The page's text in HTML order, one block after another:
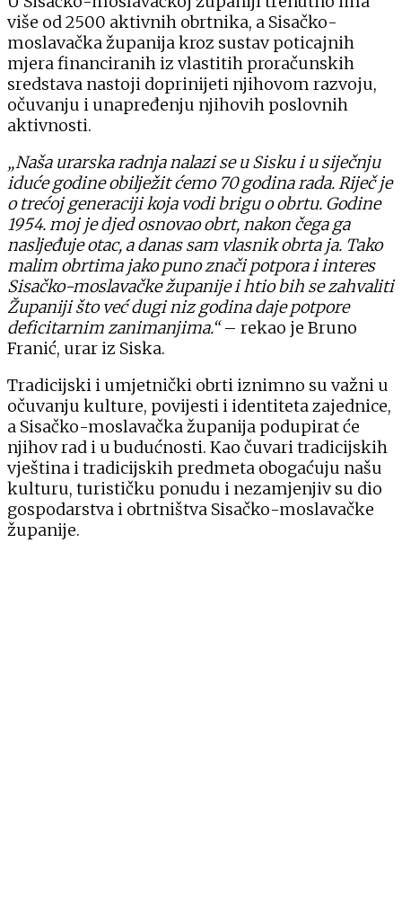
više od 2500 aktivnih obrtnika, a Sisačko-
moslavačka županija kroz sustav poticajnih
mjera financiranih iz vlastitih proračunskih
sredstava nastoji doprinijeti njihovom razvoju,
očuvanju i unapređenju njihovih poslovnih
aktivnosti.
„Naša urarska radnja nalazi se u Sisku i u siječnju
iduće godine obilježit ćemo 70 godina rada. Riječ je
o trećoj generaciji koja vodi brigu o obrtu. Godine
1954. moj je djed osnovao obrt, nakon čega ga
nasljeđuje otac, a danas sam vlasnik obrta ja. Tako
malim obrtima jako puno znači potpora i interes
Sisačko-moslavačke županije i htio bih se zahvaliti
Županiji što već dugi niz godina daje potpore
deficitarnim zanimanjima.“– rekao je Bruno
Franić, urar iz Siska.
Tradicijski i umjetnički obrti iznimno su važni u
očuvanju kulture, povijesti i identiteta zajednice,
a Sisačko-moslavačka županija podupirat će
njihov rad i u budućnosti. Kao čuvari tradicijskih
vještina i tradicijskih predmeta obogaćuju našu
kulturu, turističku ponudu i nezamjenjiv su dio
gospodarstva i obrtništva Sisačko-moslavačke
županije.